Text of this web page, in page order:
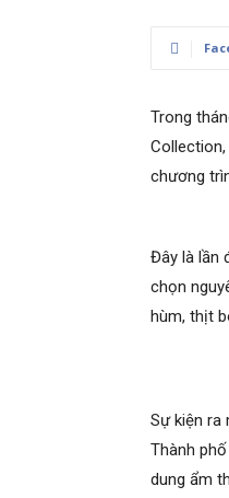
Trong
chương
Đây là lần
chọn
hùm, thịt
Sự kiện ra
Thành
dung ẩm